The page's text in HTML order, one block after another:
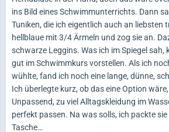
ins Bild eines Schwimmunterrichts. Dann
Tuniken, die ich eigentlich auch an liebsten
hellblaue mit 3/4 Ärmeln und zog sie an.
schwarze Leggins. Was ich im Spiegel sah,
gut im Schwimmkurs vorstellen. Als ich
wühlte, fand ich noch eine lange, dünne,
Ich überlegte kurz, ob das eine Option
Unpassend, zu viel Alltagskleidung im
perfekt passen. Na was solls, ich packte
Tasche…